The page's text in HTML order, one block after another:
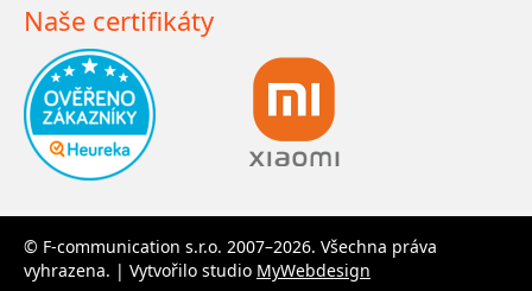
Naše certifikáty
© F-communication s.r.o. 2007–2026. Všechna práva
vyhrazena. | Vytvořilo studio MyWebdesign